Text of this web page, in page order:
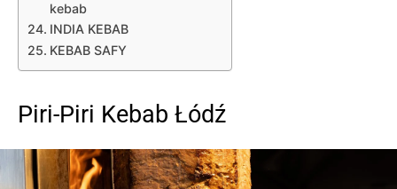
kebab
INDIA KEBAB
KEBAB SAFY
Piri-Piri Kebab Łódź